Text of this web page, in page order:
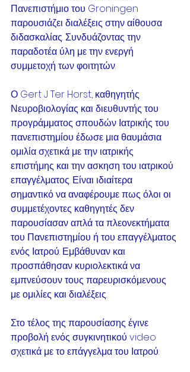
Πανεπιστήμιο του Groningen
παρουσιάζει διαλέξεις στην αίθουσα
διδασκαλίας. Συνδυάζοντας την
παραδοτέα ύλη με την ενεργή
συμμετοχή των φοιτητών.
Ο Gert J Ter Horst, καθηγητής
Νευροβιολογίας και διευθυντής του
προγράμματος σπουδών Ιατρικής του
πανεπιστημίου έδωσε μια θαυμάσια
ομιλία σχετικά με την ιατρικής
επιστήμης και την ασκηση του ιατρικού
επαγγέλματος. Είναι ιδιαίτερα
σημαντικό να αναφέρουμε πως όλοι οι
συμμετέχοντες καθηγητές δεν
παρουσίασαν απλά τα πλεονεκτήματα
του Πανεπιστημίου ή του επαγγέλματος
ενός Ιατρού. Εμβάθυναν και
προσπάθησαν κυριολεκτικά να
εμπνεύσουν τους παρευρισκόμενους
με ομιλίες και διαλέξεις.
Στο τέλος της παρουσίασης έγινε
προβολή ενός συγκινητικού video
σχετικά με το επάγγελμα του Ιατρού.